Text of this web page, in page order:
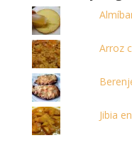
Arroz
Jibia